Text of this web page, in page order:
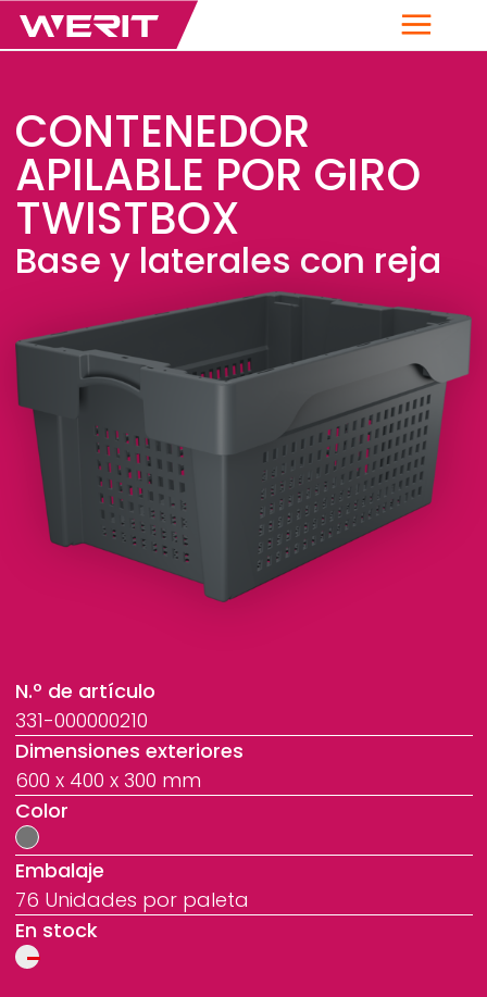
Menú
CONTENEDOR
APILABLE POR GIRO
TWISTBOX
Base y laterales con reja
N.º de artículo
331-000000210
Dimensiones exteriores
600 x 400 x 300 mm
Color
Embalaje
76 Unidades por paleta
En stock